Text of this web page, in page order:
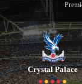
Crystal Palace